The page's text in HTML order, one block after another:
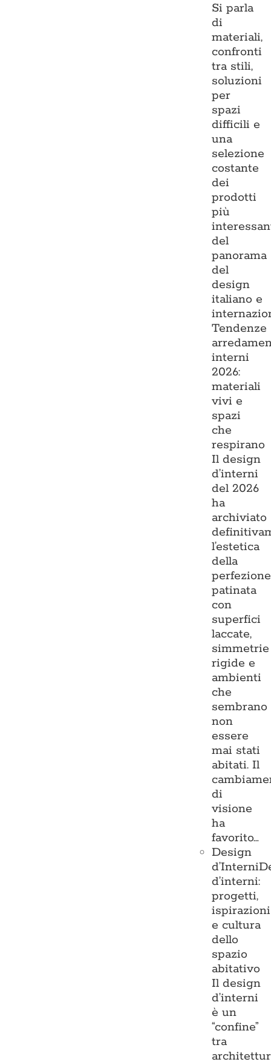
Si parla
di
materiali,
confronti
tra stili,
soluzioni
per
spazi
difficili e
una
selezione
costante
dei
prodotti
più
del
panorama
del
design
italiano e
Tendenze
interni
2026:
materiali
vivi e
spazi
che
respirano
Il design
d’interni
del 2026
ha
archiviato
l’estetica
della
perfezione
patinata
con
superfici
laccate,
simmetrie
rigide e
ambienti
che
sembrano
non
essere
mai stati
abitati. Il
di
visione
ha
favorito…
Design
d’Interni
d’interni:
progetti,
ispirazioni
e cultura
dello
spazio
abitativo
Il design
d’interni
è un
“confine”
tra